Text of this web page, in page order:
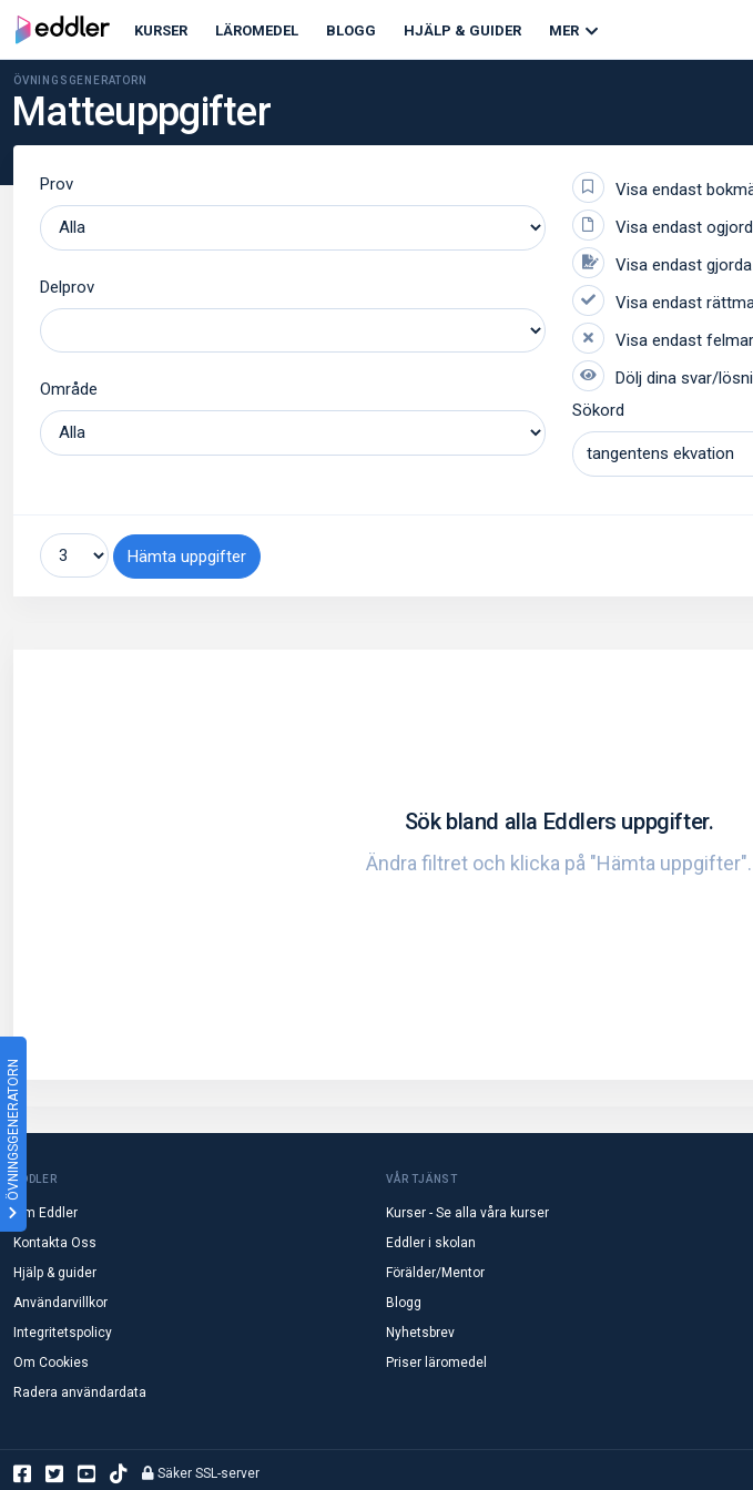
ÖVNINGSGENERATORN
KURSER LÄROMEDEL BLOGG HJÄLP & GUIDER MER
ÖVNINGSGENERATORN
Matteuppgifter
Prov
Delprov
Område
Visa endast gjorda
Sökord
Hämta uppgifter
Sök bland alla Eddlers uppgifter.
Ändra filtret och klicka på "Hämta uppgifter".
EDDLER
Om Eddler
Kontakta Oss
Hjälp & guider
Användarvillkor
Integritetspolicy
Om Cookies
Radera användardata
VÅR TJÄNST
Kurser - Se alla våra kurser
Eddler i skolan
Förälder/Mentor
Blogg
Nyhetsbrev
Priser läromedel
Säker SSL-server